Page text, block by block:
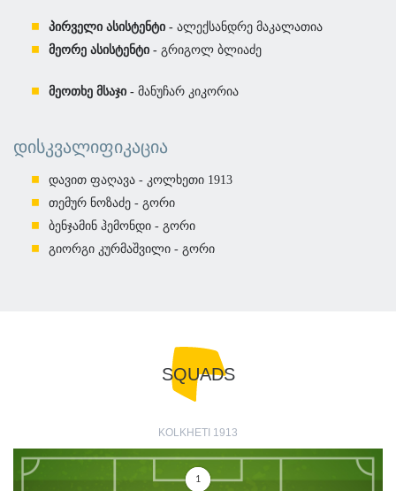
პირველი ასისტენტი - ალექსანდრე მაკალათია
მეორე ასისტენტი - გრიგოლ ბლიაძე
მეოთხე მსაჯი - მანუჩარ კიკორია
ᲓᲘᲡᲙᲕᲐᲚᲘᲤᲘᲙᲐᲪᲘᲐ
დავით ფაღავა - კოლხეთი 1913
თემურ ნოზაძე - გორი
ბენჯამინ ჰემონდი - გორი
გიორგი კურმაშვილი - გორი
SQUADS
KOLKHETI 1913
1